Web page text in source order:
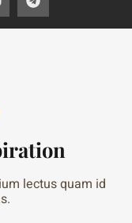
lectus quam id